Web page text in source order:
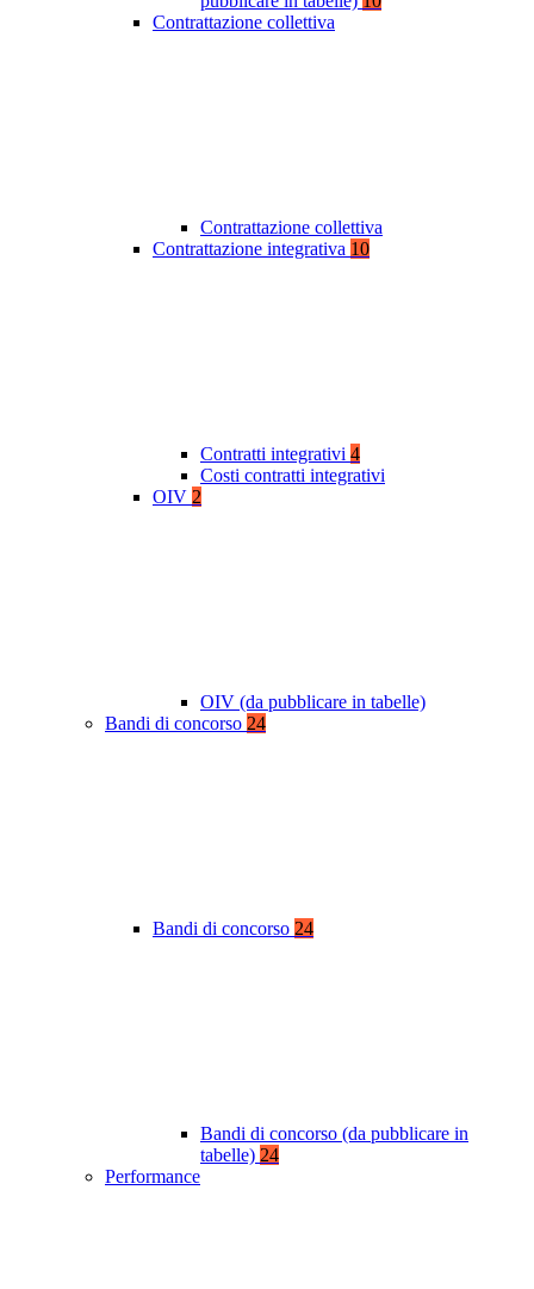
Contrattazione collettiva
Contrattazione collettiva
Contrattazione integrativa 10
Contratti integrativi 4
Costi contratti integrativi
OIV 2
OIV (da pubblicare in tabelle)
Bandi di concorso 24
Bandi di concorso 24
Bandi di concorso (da pubblicare in
tabelle) 24
Performance